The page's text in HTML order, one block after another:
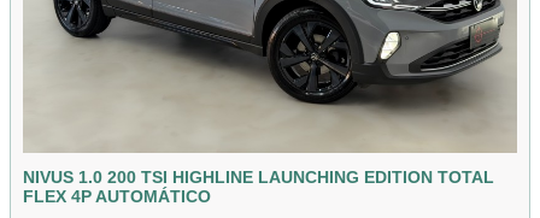
NIVUS 1.0 200 TSI HIGHLINE LAUNCHING EDITION TOTAL
FLEX 4P AUTOMÁTICO